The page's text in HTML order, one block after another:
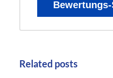
Related posts